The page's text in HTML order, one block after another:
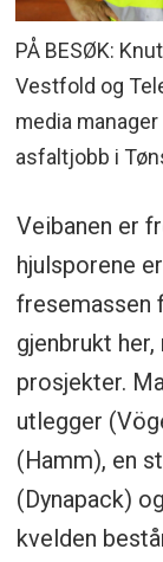
PÅ BESØK:
Vestfold og
media
asfaltjobb i
Veibanen er
hjulsporene
fresemassen
gjenbrukt
prosjekter.
utlegger
(Hamm), en
(Dynapack)
kvelden